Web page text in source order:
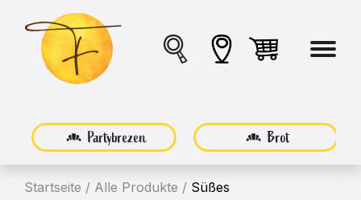
Partybrezen Brot
Startseite / Alle Produkte / Süßes